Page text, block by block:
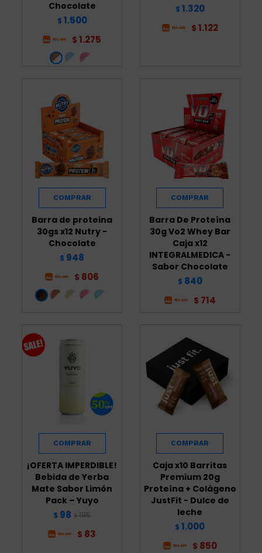
Chocolate
$ 1.500
$ 1.275
$ 1.320
$ 1.122
Barra de proteina
30gs x12 Nutry -
Chocolate
$ 948
$ 806
Barra De Proteína
30g Vo2 Whey Bar
Caja x12
INTEGRALMEDICA -
Sabor Chocolate
$ 840
$ 714
¡OFERTA IMPERDIBLE!
Bebida de Yerba
Mate Sabor Limón
Pack – Yuyo
$ 98 $ 195
$ 83
Caja x10 Barritas
Premium 20g
Proteína + Colágeno
JustFit - Dulce de
leche
$ 1.000
$ 850